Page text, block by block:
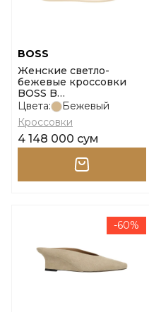
BOSS
Женские светло-
бежевые кроссовки
BOSS B
Icon_Runn_Rhsdalt
размер 36
Цвета:
Бежевый
Кроссовки
4 148 000 сум
-60%